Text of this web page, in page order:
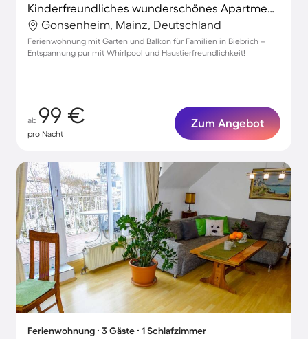
Kinderfreundliches wunderschönes Apartment mit Whirlpool, Grill und Terrasse | Gartenblick | Haustiere sind willkommen
Gonsenheim, Mainz, Deutschland
Ferienwohnung mit Garten und Balkon für Familien in Biebrich –
Entspannung pur mit Whirlpool und Haustierfreundlichkeit!
ab 99 €
pro Nacht
Zum Angebot
Ferienwohnung ∙ 3 Gäste ∙ 1 Schlafzimmer